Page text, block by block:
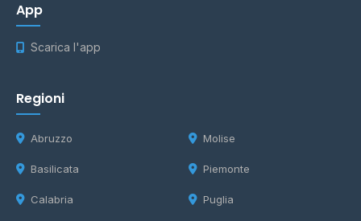
App
Scarica l'app
Regioni
Abruzzo
Basilicata
Calabria
Molise
Piemonte
Puglia